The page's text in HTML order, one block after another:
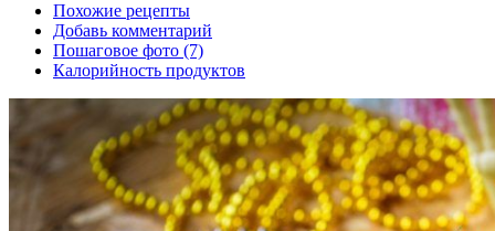
Похожие рецепты
Добавь комментарий
Пошаговое фото (7)
Калорийность продуктов